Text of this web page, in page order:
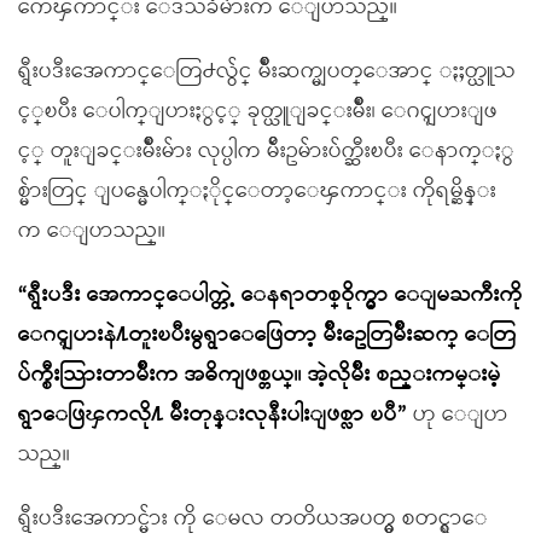
ကေၾကာင္း ေဒသခံမ်ားက ေျပာသည္။
ရွီးပဒီးအေကာင္ေတြ႕လွ်င္ မ်ိဳးဆက္မျပတ္ေအာင္ ႏႈတ္ယူသ
င့္ၿပီး ေပါက္ျပားႏွင့္ ခုတ္ယူျခင္းမ်ိဳး၊ ေဂၚျပားျဖ
င့္ တူးျခင္းမ်ိဳးမ်ား လုပ္ပါက မ်ိဴးဥမ်ားပ်က္ဆီးၿပီး ေနာက္ႏွ
စ္မ်ားတြင္ ျပန္မေပါက္ႏိုင္ေတာ့ေၾကာင္း ကိုရမ္ဆိန္း
က ေျပာသည္။
“ရွီးပဒီး အေကာင္ေပါက္တဲ့ ေနရာတစ္ဝိုက္မွာ ေျမႀကီးကို
ေဂၚျပားနဲ႔တူးၿပီးမွရွာေဖြေတာ့ မ်ိဳးဥေတြမ်ိဳးဆက္ ေတြ
ပ်က္စီးသြားတာမ်ိဳးက အဓိကျဖစ္တယ္။ အဲ့လိုမ်ိဳး စည္းကမ္းမဲ့
ရွာေဖြၾကလို႔ မ်ိဳးတုန္းလုနီးပါးျဖစ္လာ ၿပီ” ဟု ေျပာ
သည္။
ရွီးပဒီးအေကာင္မ်ား ကို ေမလ တတိယအပတ္မွ စတင္ရွာေ